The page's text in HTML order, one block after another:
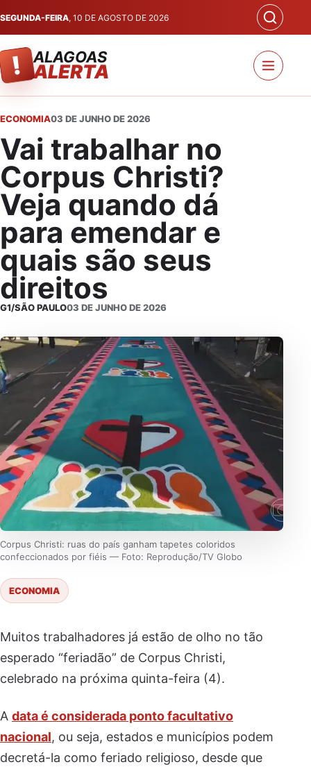
SEGUNDA-FEIRA, 10 DE AGOSTO DE 2026
! ALAGOAS
ALERTA
ECONOMIA03 DE JUNHO DE 2026
Vai trabalhar no
Corpus Christi?
Veja quando dá
para emendar e
quais são seus
direitos
G1/SÃO PAULO03 DE JUNHO DE 2026
Corpus Christi: ruas do país ganham tapetes coloridos
confeccionados por fiéis — Foto: Reprodução/TV Globo
ECONOMIA
Muitos trabalhadores já estão de olho no tão
esperado “feriadão” de Corpus Christi,
celebrado na próxima quinta-feira (4).
A data é considerada ponto facultativo
nacional, ou seja, estados e municípios podem
decretá-la como feriado religioso, desde que